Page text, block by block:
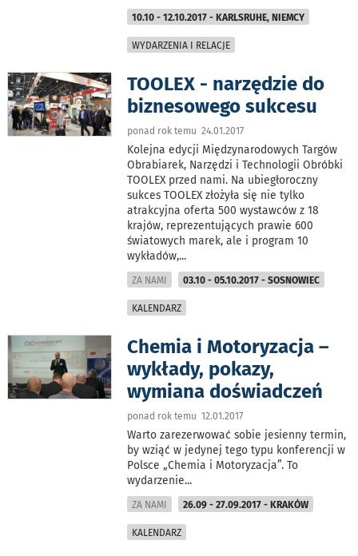
10.10 - 12.10.2017 - KARLSRUHE, NIEMCY
WYDARZENIA I RELACJE
TOOLEX - narzędzie do
biznesowego sukcesu
ponad rok temu 24.01.2017
Kolejna edycji Międzynarodowych Targów
Obrabiarek, Narzędzi i Technologii Obróbki
TOOLEX przed nami. Na ubiegłoroczny
sukces TOOLEX złożyła się nie tylko
atrakcyjna oferta 500 wystawców z 18
krajów, reprezentujących prawie 600
światowych marek, ale i program 10
wykładów,...
ZA NAMI 03.10 - 05.10.2017 - SOSNOWIEC
KALENDARZ
Chemia i Motoryzacja –
wykłady, pokazy,
wymiana doświadczeń
ponad rok temu 12.01.2017
Warto zarezerwować sobie jesienny termin,
by wziąć w jedynej tego typu konferencji w
Polsce „Chemia i Motoryzacja”. To
wydarzenie...
ZA NAMI 26.09 - 27.09.2017 - KRAKÓW
KALENDARZ